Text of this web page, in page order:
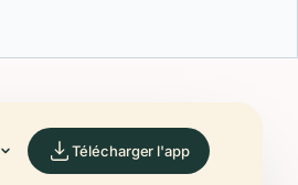
Télécharger l'app